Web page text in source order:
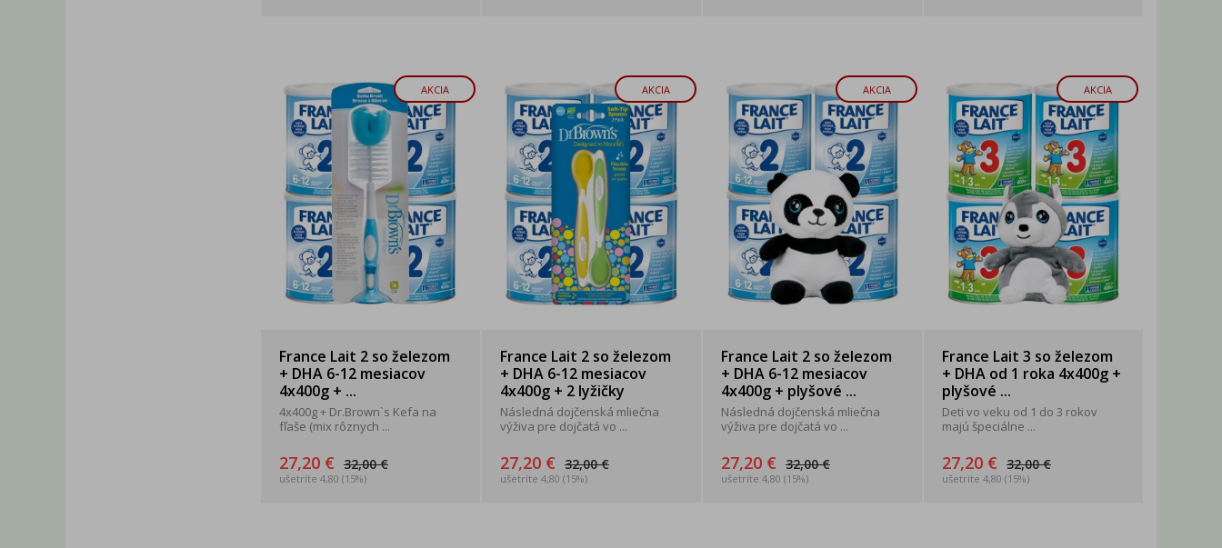
AKCIA
France Lait 2 so železom
+ DHA 6-12 mesiacov
4x400g + ...
4x400g + Dr.Brown`s Kefa na
fľaše (mix rôznych ...
27,20 € 32,00 €
ušetríte 4,80 (15%)
AKCIA
France Lait 2 so železom
+ DHA 6-12 mesiacov
4x400g + 2 lyžičky
Následná dojčenská mliečna
výživa pre dojčatá vo ...
27,20 € 32,00 €
ušetríte 4,80 (15%)
AKCIA
France Lait 2 so železom
+ DHA 6-12 mesiacov
4x400g + plyšové ...
Následná dojčenská mliečna
výživa pre dojčatá vo ...
27,20 € 32,00 €
ušetríte 4,80 (15%)
AKCIA
France Lait 3 so železom
+ DHA od 1 roka 4x400g +
plyšové ...
Deti vo veku od 1 do 3 rokov
majú špeciálne ...
27,20 € 32,00 €
ušetríte 4,80 (15%)